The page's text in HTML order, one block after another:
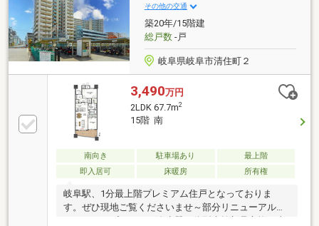
その他の交通
築20年/15階建
総戸数-戸
岐阜県岐阜市清住町２
3,490万円
2LDK 67.7m2
15階 南
南向き 駐車場あり
最上階
即入居可
床暖房 所有権
岐阜駅、1分最上階プレミアム住戸となっておりま
す。ぜひ現地ご覧くださいませ～部分リニューアル～